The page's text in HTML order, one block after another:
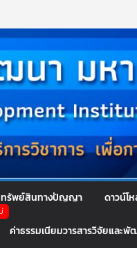
ทรัพย์สินทางปัญญา ดาวน์โ
ค่าธรรมเนียมวารสารวิจัยและพั